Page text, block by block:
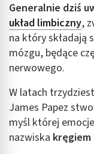
Generalnie dziś
układ limbiczny,
na który składają
mózgu, będące
nerwowego.
W latach
James Papez
myśl której
nazwiska kręgiem